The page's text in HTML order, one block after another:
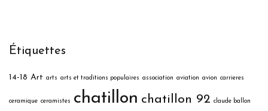
Étiquettes
14-18 Art arts arts et traditions populaires association aviation avion carrieres
ceramique ceramistes chatillon chatillon 92 claude ballon